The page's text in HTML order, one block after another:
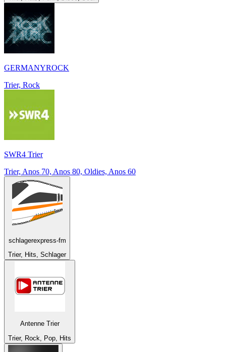
GERMANYROCK
Trier, Rock
SWR4 Trier
Trier, Anos 70, Anos 80, Oldies, Anos 60
schlagerexpress-fm
Trier, Hits, Schlager
Antenne Trier
Trier, Rock, Pop, Hits